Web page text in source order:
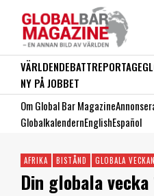
VÄRLDENDEBATTREPORTAGE
NY PÅ JOBBET
Om Global Bar Magazine
GlobalkalendernEnglishEspañol
AFRIKA BISTÅND GLOBALA VECKAN
Din globala